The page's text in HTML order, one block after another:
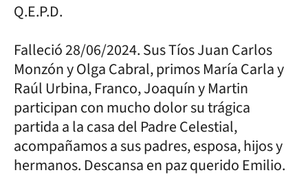
Q.E.P.D.
Falleció 28/06/2024. Sus Tíos Juan Carlos
Monzón y Olga Cabral, primos María Carla y
Raúl Urbina, Franco, Joaquín y Martin
participan con mucho dolor su trágica
partida a la casa del Padre Celestial,
acompañamos a sus padres, esposa, hijos y
hermanos. Descansa en paz querido Emilio.